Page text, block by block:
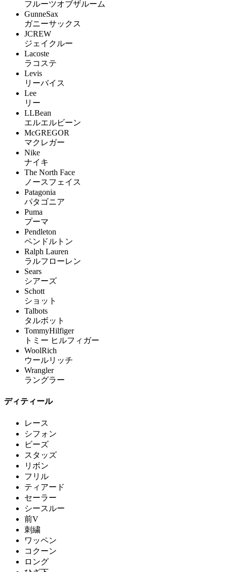
フルーツオブザルーム
GunneSax
ガニーサックス
JCREW
ジェイクルー
Lacoste
ラコステ
Levis
リーバイス
Lee
リー
LLBean
エルエルビーン
McGREGOR
マクレガー
Nike
ナイキ
The North Face
ノースフェイス
Patagonia
パタゴニア
Puma
プーマ
Pendleton
ペンドルトン
Ralph Lauren
ラルフローレン
Sears
シアーズ
Schott
ショット
Talbots
タルボット
TommyHilfiger
トミー ヒルフィガー
WoolRich
ウールリッチ
Wrangler
ラングラー
ディティール
レース
シフォン
ビーズ
スタッズ
リボン
フリル
ティアード
セーラー
シースルー
前V
刺繍
ワッペン
コクーン
ロング